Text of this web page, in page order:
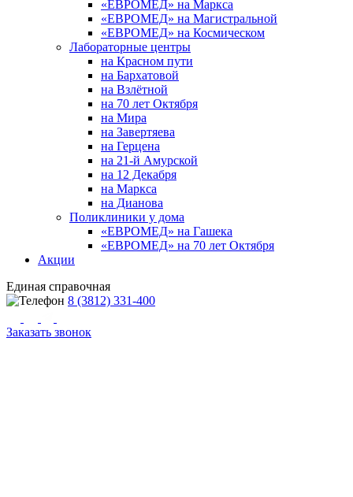
«ЕВРОМЕД» на Маркса
«ЕВРОМЕД» на Магистральной
«ЕВРОМЕД» на Космическом
Лабораторные центры
на Красном пути
на Бархатовой
на Взлётной
на 70 лет Октября
на Мира
на Завертяева
на Герцена
на 21-й Амурской
на 12 Декабря
на Маркса
на Дианова
Поликлиники у дома
«ЕВРОМЕД» на Гашека
«ЕВРОМЕД» на 70 лет Октября
Акции
Единая справочная
8 (3812) 331-400
Заказать звонок